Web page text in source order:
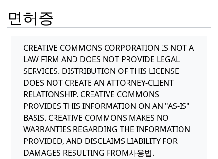
면허증
CREATIVE COMMONS CORPORATION IS NOT A
LAW FIRM AND DOES NOT PROVIDE LEGAL
SERVICES. DISTRIBUTION OF THIS LICENSE
DOES NOT CREATE AN ATTORNEY-CLIENT
RELATIONSHIP. CREATIVE COMMONS
PROVIDES THIS INFORMATION ON AN "AS-IS"
BASIS. CREATIVE COMMONS MAKES NO
WARRANTIES REGARDING THE INFORMATION
PROVIDED, AND DISCLAIMS LIABILITY FOR
DAMAGES RESULTING FROM사용법.